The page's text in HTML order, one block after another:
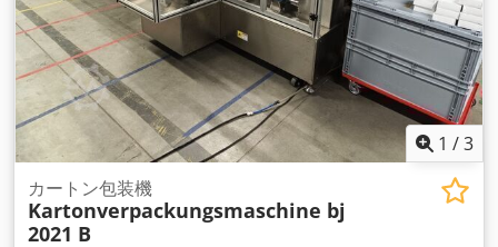
1 /3
カートン包装機
Kartonverpackungsmaschine bj
2021 B